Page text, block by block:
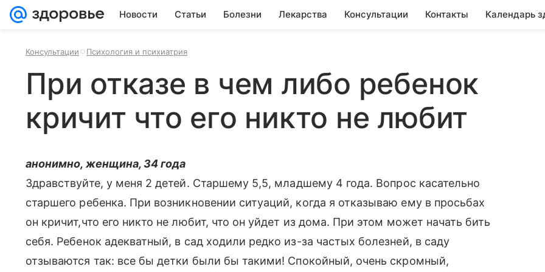
Новости Статьи Болезни Лекарства Консультации Контакты Календарь
Консультации Психология и психиатрия
При отказе в чем либо ребенок
кричит что его никто не любит
анонимно, женщина, 34 года
Здравствуйте, у меня 2 детей. Старшему 5,5, младшему 4 года. Вопрос касательно
старшего ребенка. При возникновении ситуаций, когда я отказываю ему в просьбах
он кричит,что его никто не любит, что он уйдет из дома. При этом может начать бить
себя. Ребенок адекватный, в сад ходили редко из-за частых болезней, в саду
отзываются так: все бы детки были бы такими! Спокойный, очень скромный,